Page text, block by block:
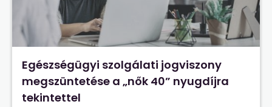
Egészségügyi szolgálati jogviszony
megszüntetése a „nők 40” nyugdíjra
tekintettel